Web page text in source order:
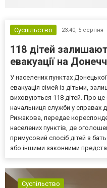
Суспільство 23:40, 5 серпня
118 дітей
евакуації на
У населених пунктах
евакуація сімей із дітьми,
виховуються 118 дітей. Про
начальниця служби у справах
Рижакова, передає
населених пунктів, де
примусовий спосіб дітей з
або іншими законними
Суспільство